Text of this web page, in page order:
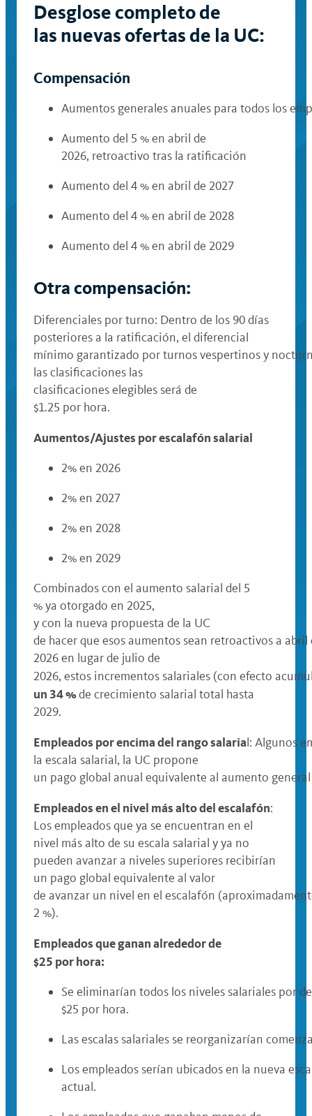
Desglose completo de
las nuevas ofertas de la UC:
Compensación
Aumentos generales anuales para todos los
Aumento del 5 % en abril de
2026, retroactivo tras la ratificación
Aumento del 4 % en abril de 2027
Aumento del 4 % en abril de 2028
Aumento del 4 % en abril de 2029
Otra compensación:
Diferenciales por turno: Dentro de los 90 días
posteriores a la ratificación, el diferencial
mínimo garantizado por turnos vespertinos y
las clasificaciones las
clasificaciones elegibles será de
$1.25 por hora.
Aumentos/Ajustes por escalafón salarial
2% en 2026
2% en 2027
2% en 2028
2% en 2029
Combinados con el aumento salarial del 5
% ya otorgado en 2025,
y con la nueva propuesta de la UC
de hacer que esos aumentos sean retroactivos a abril
2026 en lugar de julio de
2026, estos incrementos salariales (con efecto
un 34 %de crecimiento salarial total hasta
2029.
Empleados por encima del rango salarial: Algunos
la escala salarial, la UC propone
un pago global anual equivalente al aumento
Empleados en el nivel más alto del escalafón:
Los empleados que ya se encuentran en el
nivel más alto de su escala salarial y ya no
pueden avanzar a niveles superiores recibirían
un pago global equivalente al valor
de avanzar un nivel en el escalafón
2 %).
Empleados que ganan alrededor de
$25 por hora:
Se eliminarían todos los niveles salariales por
$25 por hora.
Las escalas salariales se reorganizarían
Los empleados serían ubicados en la nueva
actual.